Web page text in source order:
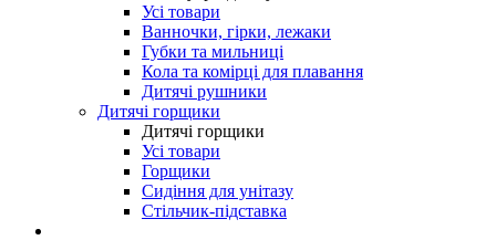
Усі товари
Ванночки, гірки, лежаки
Губки та мильниці
Кола та комірці для плавання
Дитячі рушники
Дитячі горщики
Дитячі горщики
Усі товари
Горщики
Сидіння для унітазу
Стільчик-підставка